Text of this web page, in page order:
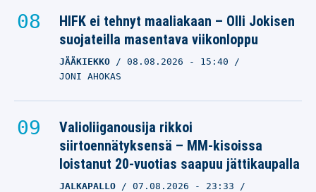
HIFK ei tehnyt maaliakaan – Olli Jokisen
suojateilla masentava viikonloppu
JÄÄKIEKKO 08.08.2026 - 15:40
JONI AHOKAS
Valioliiganousija rikkoi
siirtoennätyksensä – MM-kisoissa
loistanut 20-vuotias saapuu jättikaupalla
JALKAPALLO 07.08.2026 - 23:33